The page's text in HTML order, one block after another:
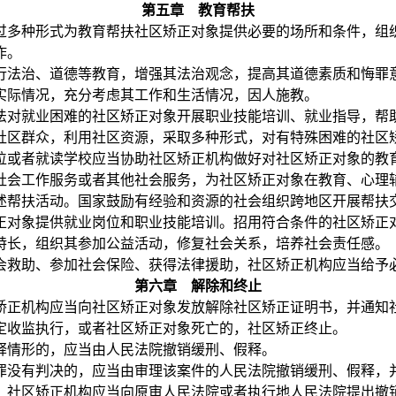
第五章 教育帮扶
形式为教育帮扶社区矫正对象提供必要的场所和条件，组
、道德等教育，增强其法治观念，提高其道德素质和悔罪
况，充分考虑其工作和生活情况，因人施教。
困难的社区矫正对象开展职业技能培训、就业指导，帮
众，利用社区资源，采取多种形式，对有特殊困难的社区
就读学校应当协助社区矫正机构做好对社区矫正对象的教
服务或者其他社会服务，为社区矫正对象在教育、心理
活动。国家鼓励有经验和资源的社会组织跨地区开展帮扶
供就业岗位和职业技能培训。招用符合条件的社区矫正
组织其参加公益活动，修复社会关系，培养社会责任感。
、参加社会保险、获得法律援助，社区矫正机构应当给予
第六章 解除和终止
应当向社区矫正对象发放解除社区矫正证明书，并通知
执行，或者社区矫正对象死亡的，社区矫正终止。
的，应当由人民法院撤销缓刑、假释。
判决的，应当由审理该案件的人民法院撤销缓刑、假释，
矫正机构应当向原审人民法院或者执行地人民法院提出撤